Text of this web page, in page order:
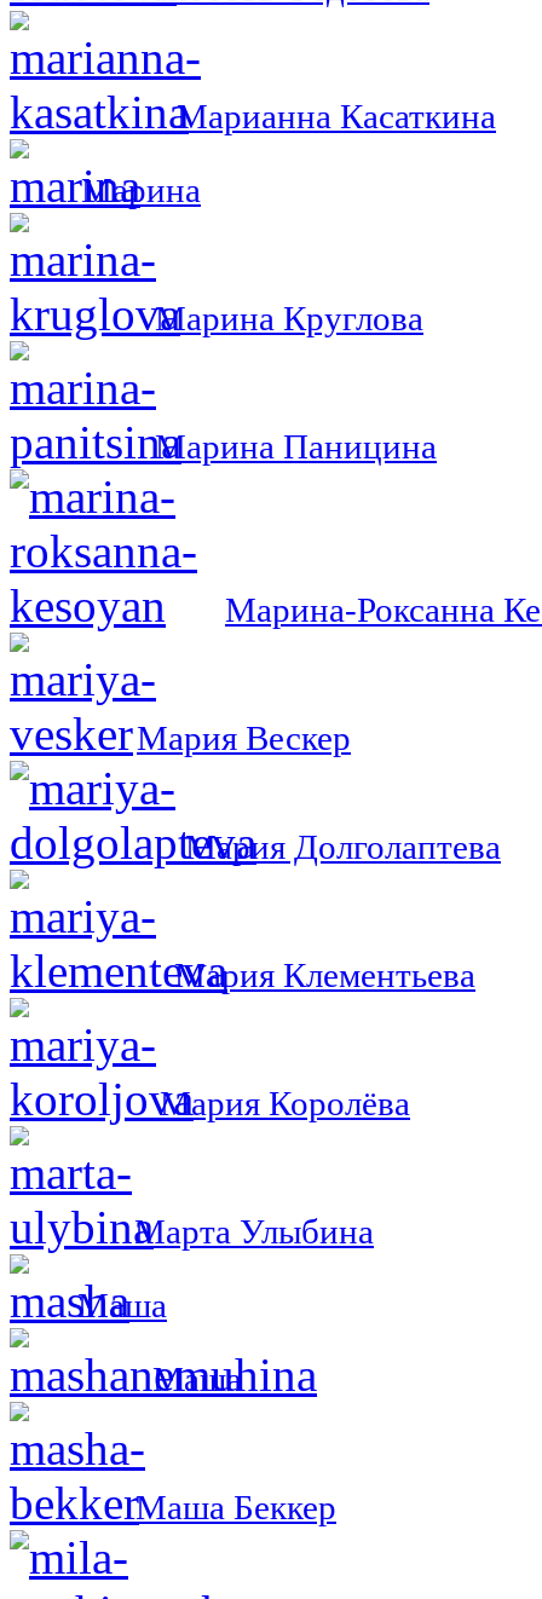
Марианна Касаткина
Марина
Марина Круглова
Марина Паницина
Марина-Роксанна
Мария Вескер
Мария Долголаптева
Мария Клементьева
Мария Королёва
Марта Улыбина
Маша
Маша
Маша Беккер